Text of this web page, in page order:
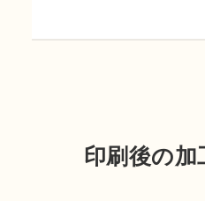
印刷後の